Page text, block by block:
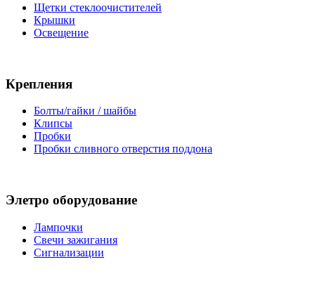
Щетки стеклоочистителей
Крышки
Освещение
Крепления
Болты/гайки / шайбы
Клипсы
Пробки
Пробки сливного отверстия поддона
Элетро оборудование
Лампочки
Свечи зажигания
Сигнализации